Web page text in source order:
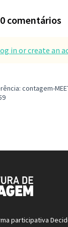
0 comentários
in or create an
contagem-
participativa